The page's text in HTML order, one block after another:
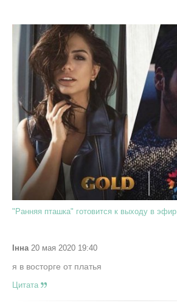
"Ранняя пташка" готовится к выходу в эфир
Інна 20 мая 2020 19:40
я в восторге от платья
Цитата